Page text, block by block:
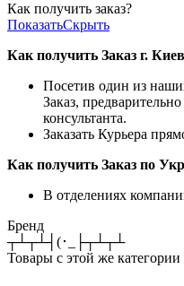
Как получить заказ?
ПоказатьСкрыть
Как получить Заказ г.
Посетив один из
Заказ,
консультанта.
Заказать Курьера
Как получить Заказ по
В отделениях
Бренд
┬┴┬┴┤(･_├┬┴┬┴
Товары с этой же категории